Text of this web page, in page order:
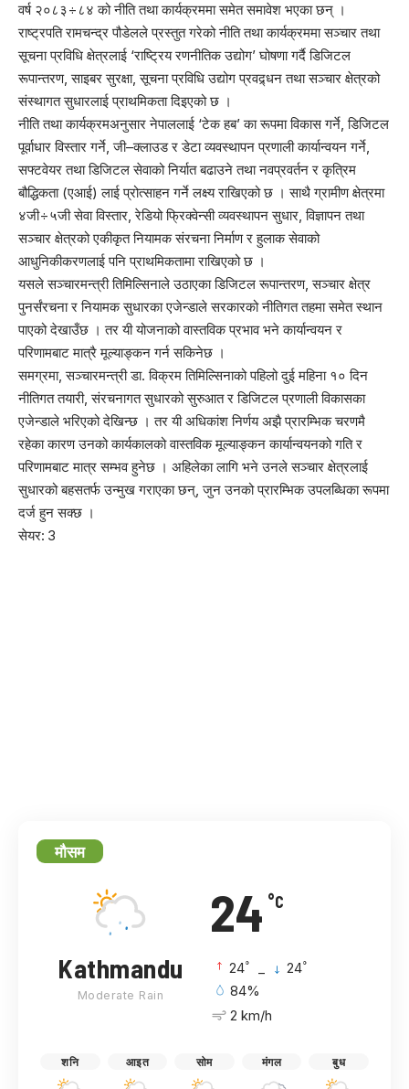
वर्ष २०८३÷८४ को नीति तथा कार्यक्रममा समेत समावेश भएका छन् ।
राष्ट्रपति रामचन्द्र पौडेलले प्रस्तुत गरेको नीति तथा कार्यक्रममा सञ्चार तथा
सूचना प्रविधि क्षेत्रलाई ‘राष्ट्रिय रणनीतिक उद्योग’ घोषणा गर्दै डिजिटल
रूपान्तरण, साइबर सुरक्षा, सूचना प्रविधि उद्योग प्रवद्र्धन तथा सञ्चार क्षेत्रको
संस्थागत सुधारलाई प्राथमिकता दिइएको छ ।
नीति तथा कार्यक्रमअनुसार नेपाललाई ‘टेक हब’ का रूपमा विकास गर्ने, डिजिटल
पूर्वाधार विस्तार गर्ने, जी–क्लाउड र डेटा व्यवस्थापन प्रणाली कार्यान्वयन गर्ने,
सफ्टवेयर तथा डिजिटल सेवाको निर्यात बढाउने तथा नवप्रवर्तन र कृत्रिम
बौद्धिकता (एआई) लाई प्रोत्साहन गर्ने लक्ष्य राखिएको छ । साथै ग्रामीण क्षेत्रमा
४जी÷५जी सेवा विस्तार, रेडियो फ्रिक्वेन्सी व्यवस्थापन सुधार, विज्ञापन तथा
सञ्चार क्षेत्रको एकीकृत नियामक संरचना निर्माण र हुलाक सेवाको
आधुनिकीकरणलाई पनि प्राथमिकतामा राखिएको छ ।
यसले सञ्चारमन्त्री तिमिल्सिनाले उठाएका डिजिटल रूपान्तरण, सञ्चार क्षेत्र
पुनर्संरचना र नियामक सुधारका एजेन्डाले सरकारको नीतिगत तहमा समेत स्थान
पाएको देखाउँछ । तर यी योजनाको वास्तविक प्रभाव भने कार्यान्वयन र
परिणामबाट मात्रै मूल्याङ्कन गर्न सकिनेछ ।
समग्रमा, सञ्चारमन्त्री डा. विक्रम तिमिल्सिनाको पहिलो दुई महिना १० दिन
नीतिगत तयारी, संरचनागत सुधारको सुरुआत र डिजिटल प्रणाली विकासका
एजेन्डाले भरिएको देखिन्छ । तर यी अधिकांश निर्णय अझै प्रारम्भिक चरणमै
रहेका कारण उनको कार्यकालको वास्तविक मूल्याङ्कन कार्यान्वयनको गति र
परिणामबाट मात्र सम्भव हुनेछ । अहिलेका लागि भने उनले सञ्चार क्षेत्रलाई
सुधारको बहसतर्फ उन्मुख गराएका छन्, जुन उनको प्रारम्भिक उपलब्धिका रूपमा
दर्ज हुन सक्छ ।
सेयर: 3
मौसम
24 °C
Kathmandu
Moderate Rain
24° 24°
84%
2 km/h
शनि आइत सोम मंगल बुध